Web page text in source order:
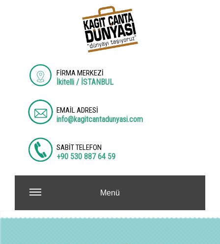
FİRMA MERKEZİ
İkitelli / İSTANBUL
EMAİL ADRESİ
info@kagitcantadunyasi.com
SABİT TELEFON
+90 530 887 64 59
Menü